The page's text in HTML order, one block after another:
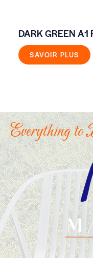
DARK GREEN
SAVOIR PLUS
Everything to